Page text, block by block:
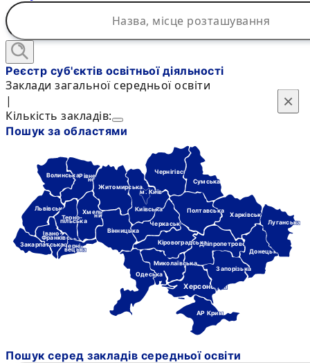
×
Реєстр суб'єктів освітньої діяльності
Заклади загальної середньої освіти
|
Кількість закладів:
Пошук за областями
Черкаська
Чернігівська
Черні-
вецька
Дніпропетровська
Донецька
Івано-
Франківська
Харківська
Херсонська
Хмель-
ницька
Кіровоградська
АР Крим
Київська
м. Київ
Луганська
Львівська
Миколаївська
Одеська
Полтавська
Рівне-
нська Сумська
Терно-
пільська
Вінницька
Волинська
Закарпатська
Запорізька
Житомирська
Пошук серед закладів середньої освіти
×